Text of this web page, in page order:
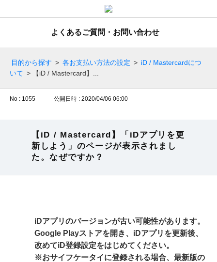
よくあるご質問・お問い合わせ
目的から探す > 各お支払い方法の設定 > iD / Mastercardにつ
いて > 【iD / Mastercard】...
No : 1055 公開日時 : 2020/04/06 06:00
【iD / Mastercard】「iDアプリを更
新しよう」のページが表示されまし
た。なぜですか？
iDアプリのバージョンが古い可能性があります。
Google Playストアを開き、iDアプリを更新後、
改めてiD登録設定をはじめてください。
※おサイフケータイに登録される場合、最新版の